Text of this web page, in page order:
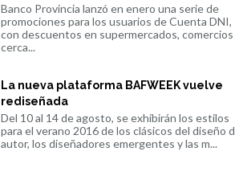
Banco Provincia lanzó en enero una serie de
promociones para los usuarios de Cuenta DNI,
con descuentos en supermercados,
cerca...
La nueva plataforma BAFWEEK vuelve
rediseñada
Del 10 al 14 de agosto, se exhibirán los estilos
para el verano 2016 de los clásicos del diseño
autor, los diseñadores emergentes y las m...